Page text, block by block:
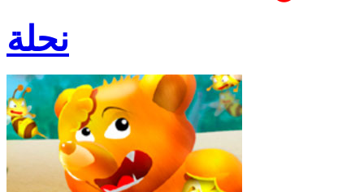
نحلة